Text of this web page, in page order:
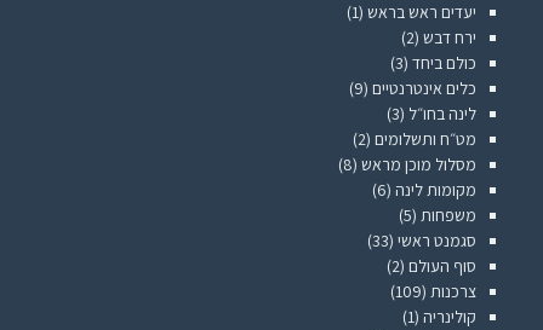
יעדים ראש בראש (1)
ירח דבש (2)
כולם ביחד (3)
כלים אינטרנטיים (9)
לינה בחו״ל (3)
מט״ח ותשלומים (2)
מסלול מוכן מראש (8)
מקומות לינה (6)
משפחות (5)
סגמנט ראשי (33)
סוף העולם (2)
צרכנות (109)
קולינריה (1)